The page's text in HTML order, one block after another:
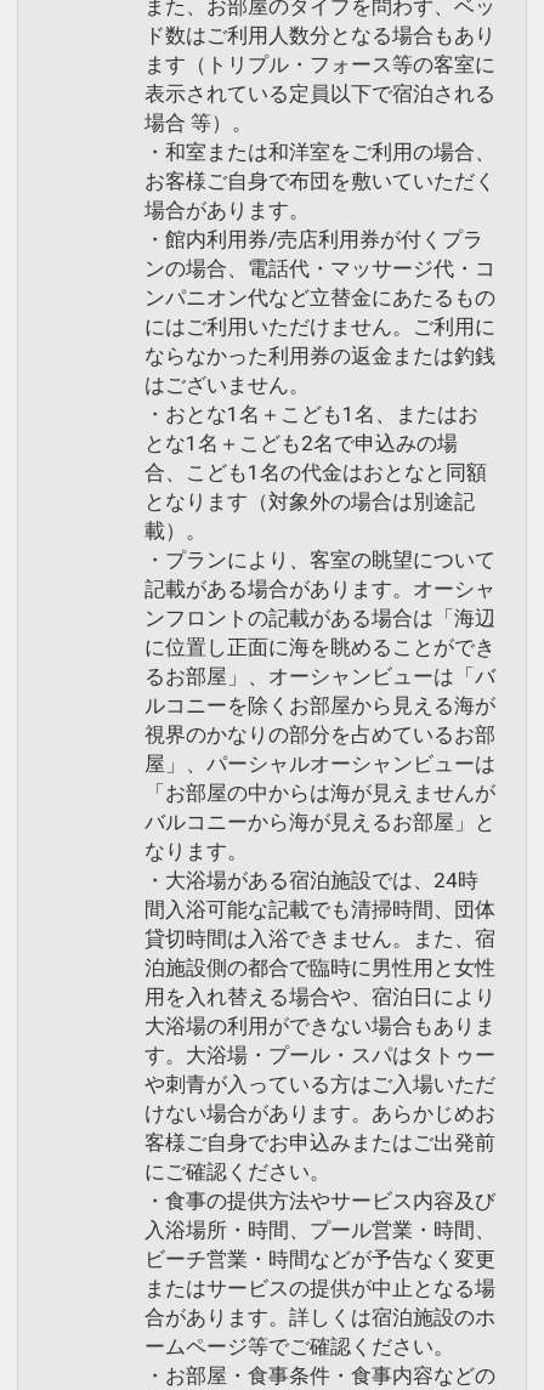
また、お部屋のタイプを問わず、ベッ
ド数はご利用人数分となる場合もあり
ます（トリプル・フォース等の客室に
表示されている定員以下で宿泊される
場合 等）。
・和室または和洋室をご利用の場合、
お客様ご自身で布団を敷いていただく
場合があります。
・館内利用券/売店利用券が付くプラ
ンの場合、電話代・マッサージ代・コ
ンパニオン代など立替金にあたるもの
にはご利用いただけません。ご利用に
ならなかった利用券の返金または釣銭
はございません。
・おとな1名＋こども1名、またはお
とな1名＋こども2名で申込みの場
合、こども1名の代金はおとなと同額
となります（対象外の場合は別途記
載）。
・プランにより、客室の眺望について
記載がある場合があります。オーシャ
ンフロントの記載がある場合は「海辺
に位置し正面に海を眺めることができ
るお部屋」、オーシャンビューは「バ
ルコニーを除くお部屋から見える海が
視界のかなりの部分を占めているお部
屋」、パーシャルオーシャンビューは
「お部屋の中からは海が見えませんが
バルコニーから海が見えるお部屋」と
なります。
・大浴場がある宿泊施設では、24時
間入浴可能な記載でも清掃時間、団体
貸切時間は入浴できません。また、宿
泊施設側の都合で臨時に男性用と女性
用を入れ替える場合や、宿泊日により
大浴場の利用ができない場合もありま
す。大浴場・プール・スパはタトゥー
や刺青が入っている方はご入場いただ
けない場合があります。あらかじめお
客様ご自身でお申込みまたはご出発前
にご確認ください。
・食事の提供方法やサービス内容及び
入浴場所・時間、プール営業・時間、
ビーチ営業・時間などが予告なく変更
またはサービスの提供が中止となる場
合があります。詳しくは宿泊施設のホ
ームページ等でご確認ください。
・お部屋・食事条件・食事内容などの